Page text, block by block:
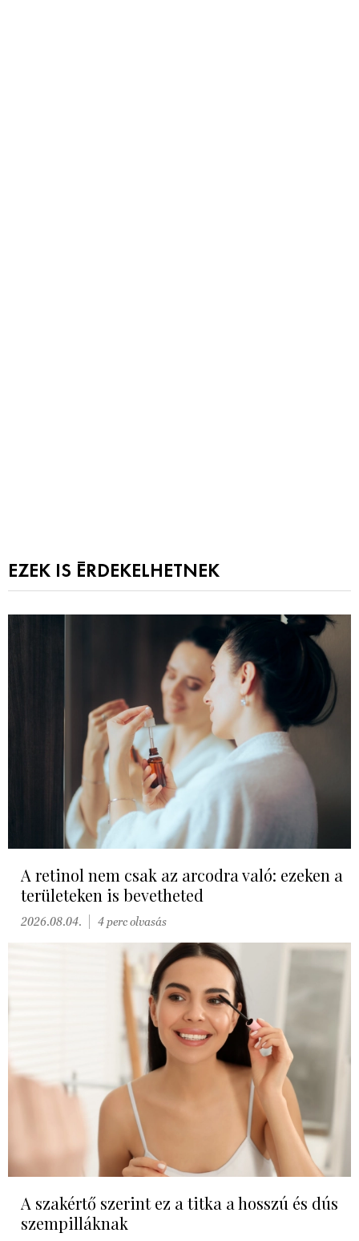
EZEK IS ÉRDEKELHETNEK
A retinol nem csak az arcodra való: ezeken a
területeken is bevetheted
2026.08.04. 4 perc olvasás
A szakértő szerint ez a titka a hosszú és dús
szempilláknak